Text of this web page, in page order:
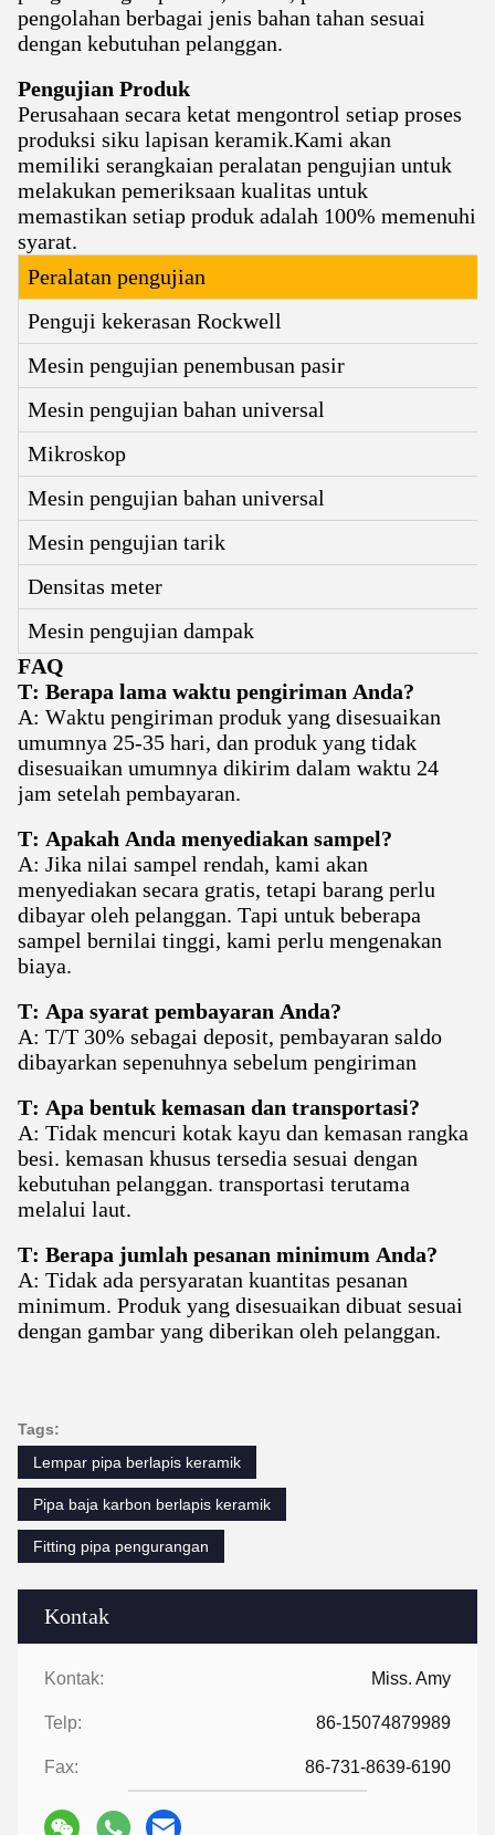
Kontak
Kontak: Miss. Amy
Telp: 86-15074879989
Fax: 86-731-8639-6190
pengolahan berbagai jenis bahan tahan sesuai
dengan kebutuhan pelanggan.
Pengujian Produk
Perusahaan secara ketat mengontrol setiap proses
produksi siku lapisan keramik.Kami akan
memiliki serangkaian peralatan pengujian untuk
melakukan pemeriksaan kualitas untuk
memastikan setiap produk adalah 100% memenuhi
syarat.
Peralatan pengujian
Penguji kekerasan Rockwell
Mesin pengujian penembusan pasir
Mesin pengujian bahan universal
Mikroskop
Mesin pengujian bahan universal
Mesin pengujian tarik
Densitas meter
Mesin pengujian dampak
FAQ
T: Berapa lama waktu pengiriman Anda?
A: Waktu pengiriman produk yang disesuaikan
umumnya 25-35 hari, dan produk yang tidak
disesuaikan umumnya dikirim dalam waktu 24
jam setelah pembayaran.
T: Apakah Anda menyediakan sampel?
A: Jika nilai sampel rendah, kami akan
menyediakan secara gratis, tetapi barang perlu
dibayar oleh pelanggan. Tapi untuk beberapa
sampel bernilai tinggi, kami perlu mengenakan
biaya.
T: Apa syarat pembayaran Anda?
A: T/T 30% sebagai deposit, pembayaran saldo
dibayarkan sepenuhnya sebelum pengiriman
T: Apa bentuk kemasan dan transportasi?
A: Tidak mencuri kotak kayu dan kemasan rangka
besi. kemasan khusus tersedia sesuai dengan
kebutuhan pelanggan. transportasi terutama
melalui laut.
T: Berapa jumlah pesanan minimum Anda?
A: Tidak ada persyaratan kuantitas pesanan
minimum. Produk yang disesuaikan dibuat sesuai
dengan gambar yang diberikan oleh pelanggan.
Tags:
Lempar pipa berlapis keramik
Pipa baja karbon berlapis keramik
Fitting pipa pengurangan